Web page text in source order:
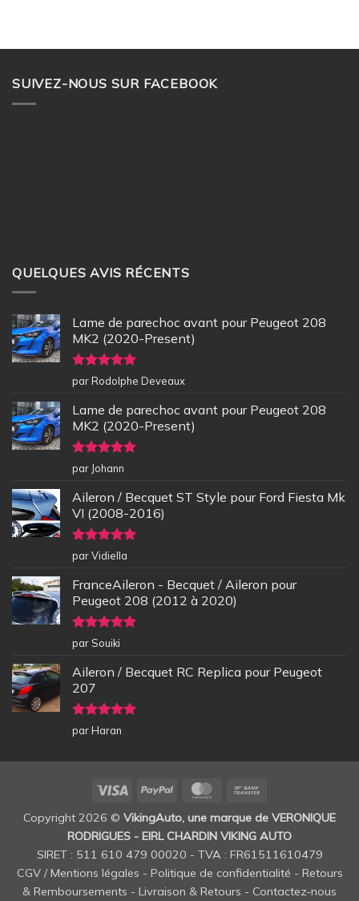
SUIVEZ-NOUS SUR FACEBOOK
QUELQUES AVIS RÉCENTS
Lame de parechoc avant pour Peugeot 208
MK2 (2020-Present)
Note5sur
5
par Rodolphe Deveaux
Lame de parechoc avant pour Peugeot 208
MK2 (2020-Present)
Note5sur
5
par Johann
Aileron / Becquet ST Style pour Ford Fiesta Mk
VI (2008-2016)
Note5sur
5
par Vidiella
FranceAileron - Becquet / Aileron pour
Peugeot 208 (2012 à 2020)
Note5sur
5
par Souiki
Aileron / Becquet RC Replica pour Peugeot
207
Note5sur
5
par Haran
Visa PayPal MasterCard
Copyright 2026 © VikingAuto, une marque de VERONIQUE
RODRIGUES - EIRL CHARDIN VIKING AUTO
SIRET : 511 610 479 00020 - TVA : FR61511610479
CGV / Mentions légales - Politique de confidentialité - Retours
& Remboursements - Livraison & Retours - Contactez-nous